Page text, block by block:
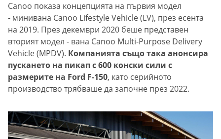
Canoo показа концепцията на първия модел
- минивана Canoo Lifestyle Vehicle (LV), през есента
на 2019. През декември 2020 беше представен
вторият модел - вана Canoo Multi-Purpose Delivery
Vehicle (MPDV). Компанията също така анонсира
пускането на пикап с 600 конски сили с
размерите на Ford F-150, като серийното
производство трябваше да започне през 2022.